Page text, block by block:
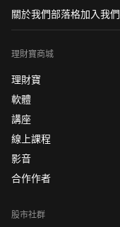
關於我們部落格加入我們
理財寶商城
理財寶
軟體
講座
線上課程
影音
合作作者
股市社群